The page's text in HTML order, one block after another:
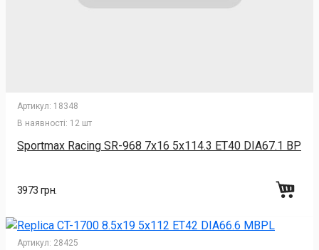
Артикул: 18348
В наявності: 12 шт
Sportmax Racing SR-968 7x16 5x114.3 ET40 DIA67.1 BP
3973 грн.
Артикул: 28425